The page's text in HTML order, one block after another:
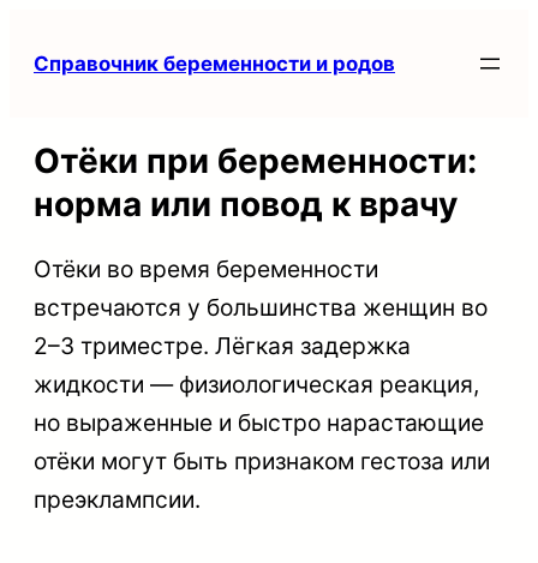
Справочник беременности и родов
Отёки при беременности:
норма или повод к врачу
Отёки во время беременности
встречаются у большинства женщин во
2–3 триместре. Лёгкая задержка
жидкости — физиологическая реакция,
но выраженные и быстро нарастающие
отёки могут быть признаком гестоза или
преэклампсии.